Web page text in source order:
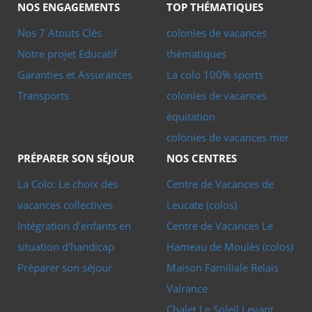
parcours aérien, il faut avancer pas à pas, accrocher,
vérifier, se lancer. En parapente, tout se joue dans un
instant très particulier : l’aile se gonfle, la pente s’ouvre,
puis le paysage change d’échelle. Pour les adolescents, ces
activités ont un point commun très simple : elles donnent
le sentiment de vivre quelque chose de vrai.
Des sensations différentes, une
même envie d’aller plus haut
escaladeapprend la précision, le calme et la lecture du
rocher. Leparcours accro roc
ajoute le jeu, l’équilibre et
cette petite montée d’adrénaline qui fait rire juste après
avoir hésité. Le parapente
, lui, laisse une trace à part : le
silence du départ, la vue qui s’élargit, la sensation de lâcher
NOS ENGAGEMENTS
Nos 7 Atouts Clés
Notre projet Educatif
Garanties et Assurances
Transports
TOP THÉMATIQUES
colonies de vacances
thématiques
La colo 100% sports
colonies de vacances
équitation
colonies de vacances mer
PRÉPARER SON SÉJOUR
La Colo: Le choix des
vacances collectives
Intégration d'enfants en
situation d'handicap
Préparer son séjour
NOS CENTRES
Centre de Vacances de
Leucate (colos)
Centre de Vacances Le
Hameau de Moulès (colos)
Maison Familiale Relais
Valrance
Chalet Le Soleil Levant